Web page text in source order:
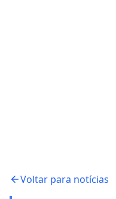
Voltar para notícias